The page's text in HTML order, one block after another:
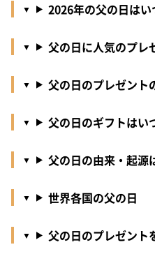
2026年の父の日はい
父の日に人気のプレ
父の日のプレゼント
父の日のギフトはい
父の日の由来・起源
世界各国の父の日
父の日のプレゼント